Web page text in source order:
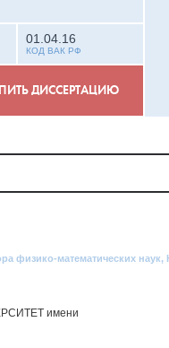
01.04.16
КОД ВАК РФ
ДИССЕРТАЦИЮ
физико-математических
имени